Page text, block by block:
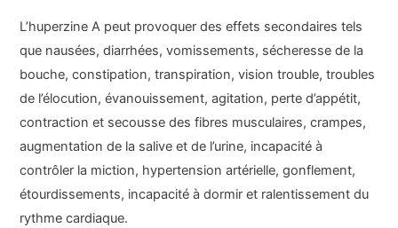
L’huperzine A peut provoquer des effets secondaires tels
que nausées, diarrhées, vomissements, sécheresse de la
bouche, constipation, transpiration, vision trouble, troubles
de l’élocution, évanouissement, agitation, perte d’appétit,
contraction et secousse des fibres musculaires, crampes,
augmentation de la salive et de l’urine, incapacité à
contrôler la miction, hypertension artérielle, gonflement,
étourdissements, incapacité à dormir et ralentissement du
rythme cardiaque.